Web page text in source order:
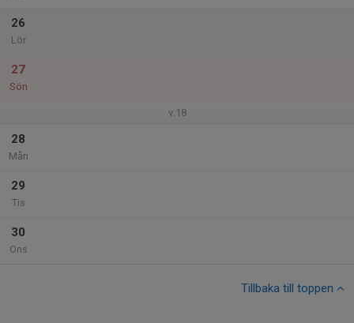
26
Lör
27
Sön
v.18
28
Mån
29
Tis
30
Ons
Tillbaka till toppen